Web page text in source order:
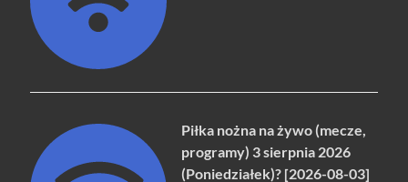
Piłka nożna na żywo (mecze,
programy) 3 sierpnia 2026
(Poniedziałek)? [2026-08-03]